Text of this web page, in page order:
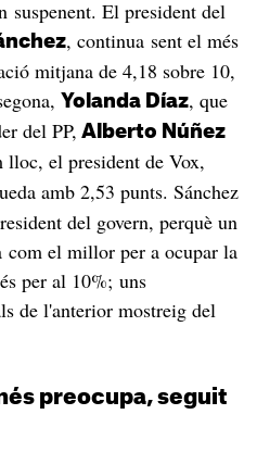
suspenent. El president del
, continua sent el més
mitjana de 4,18 sobre 10,
Yolanda Díaz, que
del PP, Alberto Núñez
el president de Vox,
amb 2,53 punts. Sánchez
del govern, perquè un
com el millor per a ocupar la
per al 10%; uns
de l'anterior mostreig del
preocupa, seguit